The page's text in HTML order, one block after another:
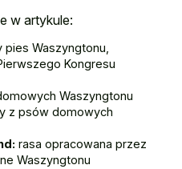
w artykule:
pies Waszyngtonu,
Kongresu
Waszyngtonu
z psów domowych
rasa opracowana przez
Waszyngtonu